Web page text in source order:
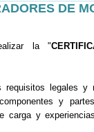
DE
la "
legales y
y
carga y